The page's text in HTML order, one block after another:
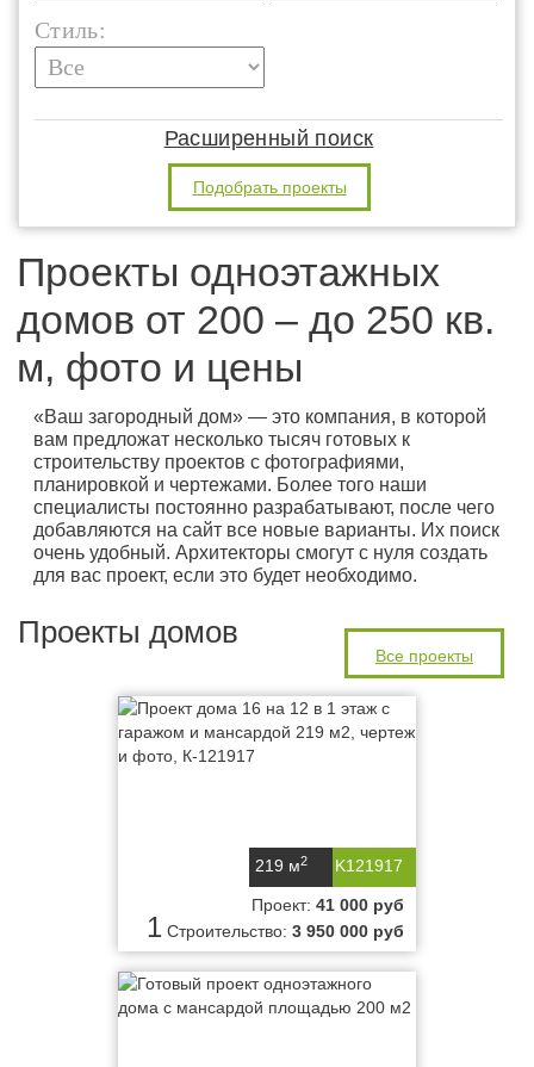
Стиль:
Расширенный поиск
Подобрать проекты
Проекты одноэтажных
домов от 200 – до 250 кв.
м, фото и цены
«Ваш загородный дом» — это компания, в которой
вам предложат несколько тысяч готовых к
строительству проектов с фотографиями,
планировкой и чертежами. Более того наши
специалисты постоянно разрабатывают, после чего
добавляются на сайт все новые варианты. Их поиск
очень удобный. Архитекторы смогут с нуля создать
для вас проект, если это будет необходимо.
Проекты домов
Все проекты
K121917
219 м2
1
Проект: 41 000 руб
Строительство: 3 950 000 руб